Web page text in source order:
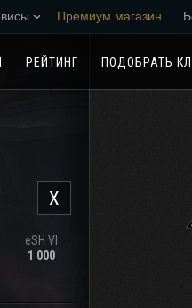
Премиум магазин
РЕЙТИНГ ПОДОБРАТЬ
X
eSH VI
1 000